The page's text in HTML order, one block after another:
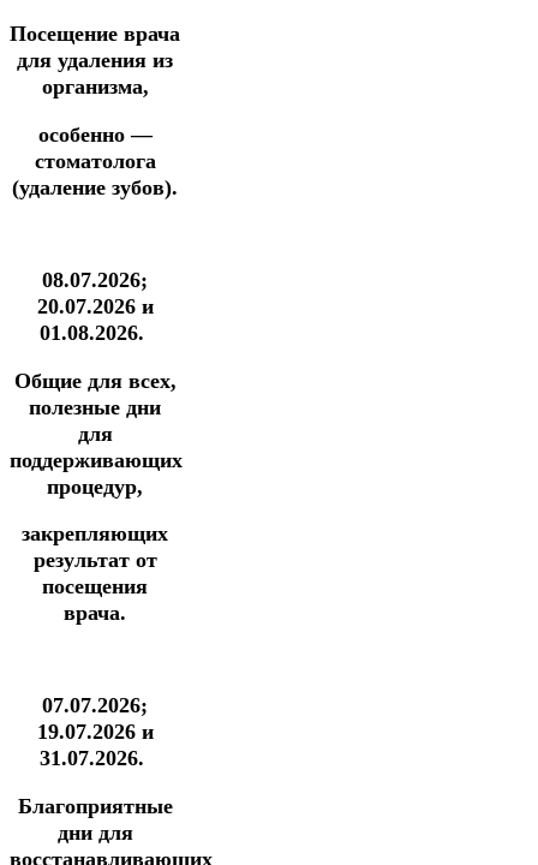
Посещение врача
для удаления из
организма,
особенно —
стоматолога
(удаление зубов).
08.07.2026;
20.07.2026 и
01.08.2026.
Общие для всех,
полезные дни
для
поддерживающих
процедур,
закрепляющих
результат от
посещения
врача.
07.07.2026;
19.07.2026 и
31.07.2026.
Благоприятные
дни для
восстанавливающих